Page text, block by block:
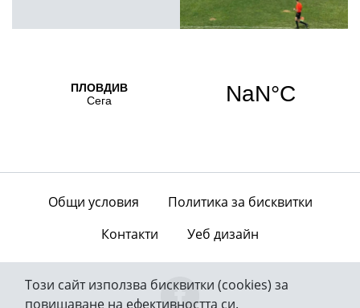
Общи условия
Политика за бисквитки
Контакти
Уеб дизайн
Този сайт използва бисквитки (cookies) за
повишаване на ефективността си.